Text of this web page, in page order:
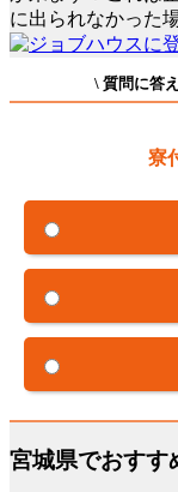
に出られなかった
\ 質問に答え
寮
宮城県でおすす